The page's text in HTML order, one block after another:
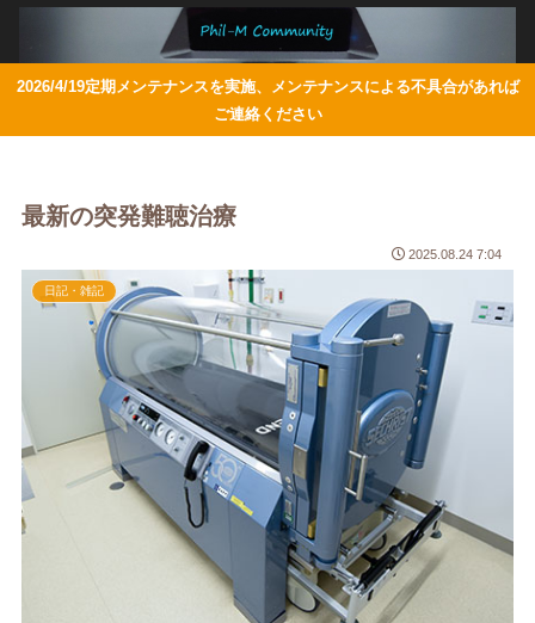
2026/4/19定期メンテナンスを実施、メンテナンスによる不具合があれば
ご連絡ください
最新の突発難聴治療
2025.08.24 7:04
日記・雑記